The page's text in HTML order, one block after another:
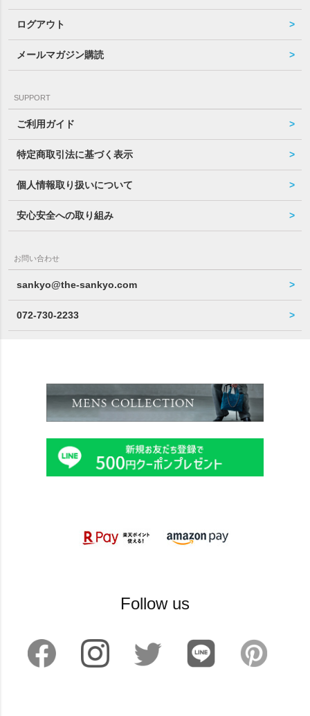
ログアウト
メールマガジン購読
SUPPORT
ご利用ガイド
特定商取引法に基づく表示
個人情報取り扱いについて
安心安全への取り組み
お問い合わせ
sankyo@the-sankyo.com
072-730-2233
Follow us